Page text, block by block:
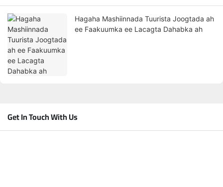
Hagaha Mashiinnada Tuurista Joogtada ah
ee Faakuumka ee Lacagta Dahabka ah
Get In Touch With Us